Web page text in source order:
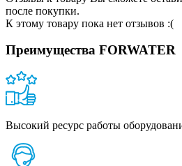
после покупки.
К этому товару пока нет отзывов :(
Преимущества FORWATER
Высокий ресурс работы